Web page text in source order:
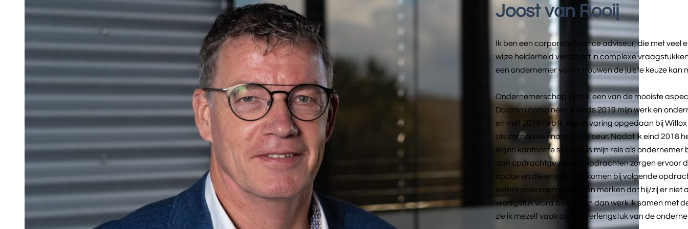
Joost van Rooij
Ik ben een corporate finance adviseur, die met veel
wijze helderheid verschaft in complexe
een ondernemer vol vertrouwen de juiste keuze kan
Ondernemerschap vind ik een van de mooiste
Daarom combineer ik sinds 2019 mijn werk en
en met 2018 heb ik veel ervaring opgedaan bij
als corporate finance adviseur. Nadat ik eind 2018
eigen kantoor te starten, is mijn reis als
aan opdrachtgevers en opdrachten zorgen ervoor
opdoe en die ervaringen komen bij volgende
iedere ondernemer te laten merken dat hij/zij er niet
vraagstuk word betrokken dan werk ik samen met
zie ik mezelf vaak als het verlengstuk van de